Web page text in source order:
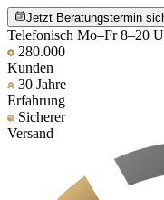
Jetzt Beratungstermin
Telefonisch Mo–Fr 8–20
280.000
Kunden
30 Jahre
Erfahrung
Sicherer
Versand